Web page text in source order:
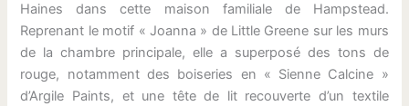
Haines dans cette maison familiale de Hampstead.
Reprenant le motif « Joanna » de Little Greene sur les murs
de la chambre principale, elle a superposé des tons de
rouge, notamment des boiseries en « Sienne Calcine »
d’Argile Paints, et une tête de lit recouverte d’un textile